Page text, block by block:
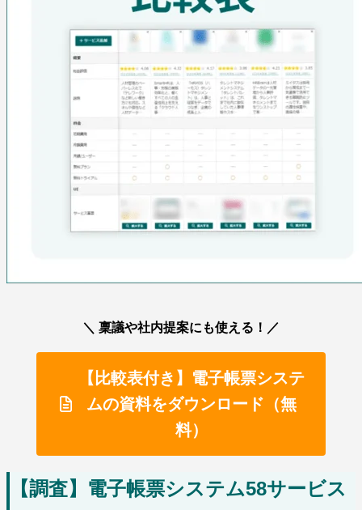
＼ 稟議や社内提案にも使える！／
【比較表付き】電子帳票システ
ムの資料をダウンロード（無
料）
【調査】電子帳票システム58サービス